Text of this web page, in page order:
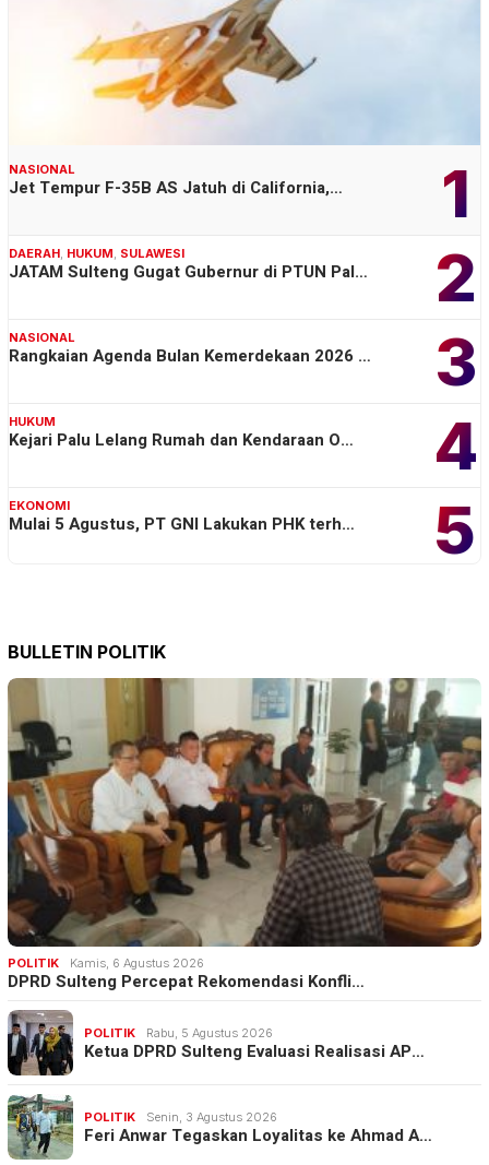
1
NASIONAL
Jet Tempur F-35B AS Jatuh di California,…
2
DAERAH, HUKUM, SULAWESI
JATAM Sulteng Gugat Gubernur di PTUN Pal…
3
NASIONAL
Rangkaian Agenda Bulan Kemerdekaan 2026 …
4
HUKUM
Kejari Palu Lelang Rumah dan Kendaraan O…
5
EKONOMI
Mulai 5 Agustus, PT GNI Lakukan PHK terh…
BULLETIN POLITIK
POLITIK Kamis, 6 Agustus 2026
DPRD Sulteng Percepat Rekomendasi Konfli…
POLITIK Rabu, 5 Agustus 2026
Ketua DPRD Sulteng Evaluasi Realisasi AP…
POLITIK Senin, 3 Agustus 2026
Feri Anwar Tegaskan Loyalitas ke Ahmad A…